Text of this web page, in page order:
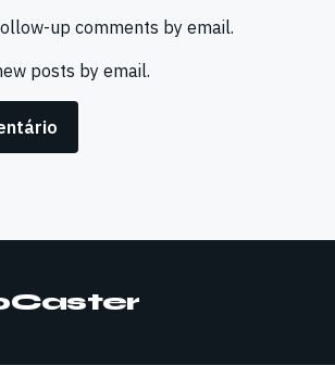
up comments by email.
posts by email.